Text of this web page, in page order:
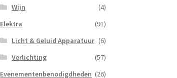
Wijn
(4)
Elektra
(91)
Licht & Geluid Apparatuur (6)
Verlichting
(57)
Evenementenbenodigdheden (26)